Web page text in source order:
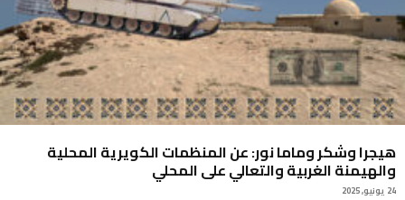
هيجرا وشكر وماما نور: عن المنظمات الكويرية المحلية
والهيمنة الغربية والتعالي على المحلي
24 يونيو, 2025